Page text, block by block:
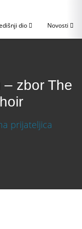
dio Novosti
zbor The